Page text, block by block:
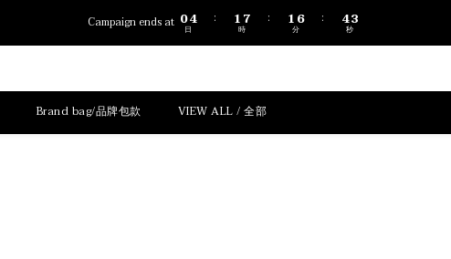
Campaign ends at 04
3
2
日
:
1
0
7
6
5
2
1
0
時
:
1
0
6
5
4
分
:
4
3
2
3
2
1
秒
Brand bag/品牌包款 VIEW ALL / 全部